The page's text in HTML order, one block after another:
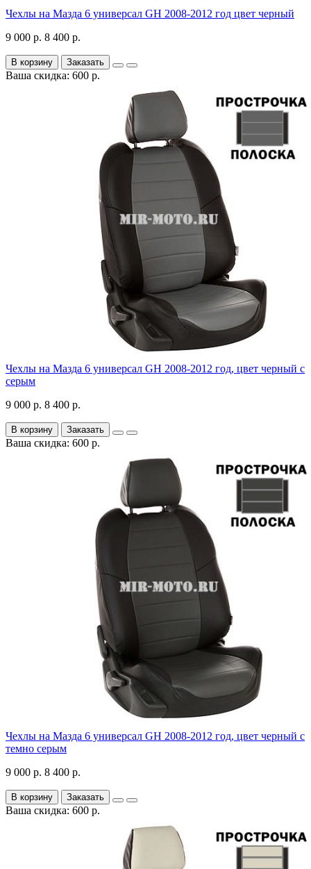
Чехлы на Мазда 6 универсал GH 2008-2012 год цвет черный
9 000 р. 8 400 р.
В корзину Заказать
Ваша скидка: 600 р.
Чехлы на Мазда 6 универсал GH 2008-2012 год, цвет черный с
серым
9 000 р. 8 400 р.
В корзину Заказать
Ваша скидка: 600 р.
Чехлы на Мазда 6 универсал GH 2008-2012 год, цвет черный с
темно серым
9 000 р. 8 400 р.
В корзину Заказать
Ваша скидка: 600 р.